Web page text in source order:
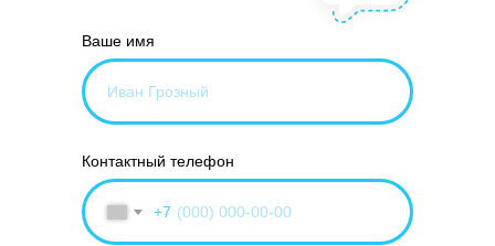
Ваше имя
Контактный телефон
+7